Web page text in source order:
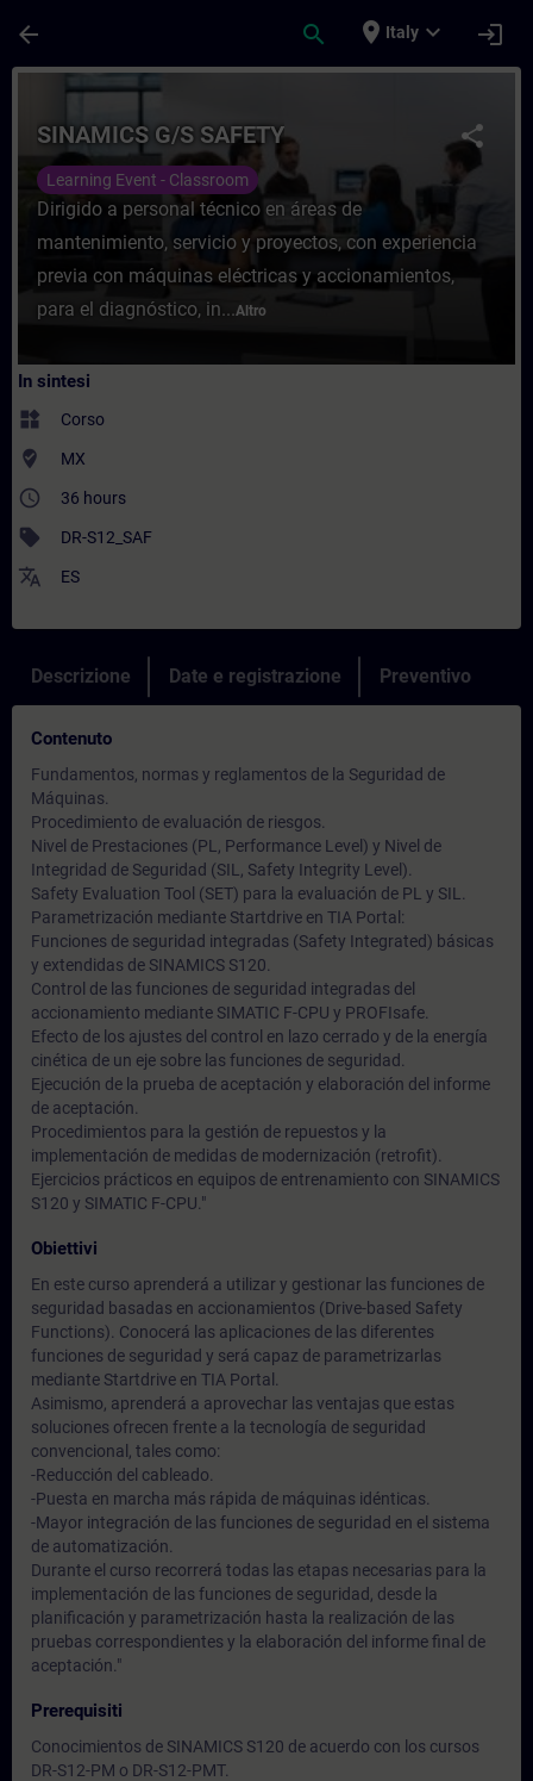
arrow_back search place Italy expand_more login
Corso - SINAMICS G/S SAFETY -
share
SINAMICS G/S SAFETY
Learning Event - Classroom
Dirigido a personal técnico en áreas de
mantenimiento, servicio y proyectos, con experiencia
previa con máquinas eléctricas y accionamientos,
para el diagnóstico, in...Altro
In sintesi
widgets Corso
where_to_vote MX
access_time 36 hours
sell DR-S12_SAF
translate ES
Descrizione Date e registrazione Preventivo
Contenuto
Fundamentos, normas y reglamentos de la Seguridad de
Máquinas.
Procedimiento de evaluación de riesgos.
Nivel de Prestaciones (PL, Performance Level) y Nivel de
Integridad de Seguridad (SIL, Safety Integrity Level).
Safety Evaluation Tool (SET) para la evaluación de PL y SIL.
Parametrización mediante Startdrive en TIA Portal:
Funciones de seguridad integradas (Safety Integrated) básicas
y extendidas de SINAMICS S120.
Control de las funciones de seguridad integradas del
accionamiento mediante SIMATIC F-CPU y PROFIsafe.
Efecto de los ajustes del control en lazo cerrado y de la energía
cinética de un eje sobre las funciones de seguridad.
Ejecución de la prueba de aceptación y elaboración del informe
de aceptación.
Procedimientos para la gestión de repuestos y la
implementación de medidas de modernización (retrofit).
Ejercicios prácticos en equipos de entrenamiento con SINAMICS
S120 y SIMATIC F-CPU."
Obiettivi
En este curso aprenderá a utilizar y gestionar las funciones de
seguridad basadas en accionamientos (Drive-based Safety
Functions). Conocerá las aplicaciones de las diferentes
funciones de seguridad y será capaz de parametrizarlas
mediante Startdrive en TIA Portal.
Asimismo, aprenderá a aprovechar las ventajas que estas
soluciones ofrecen frente a la tecnología de seguridad
convencional, tales como:
-Reducción del cableado.
-Puesta en marcha más rápida de máquinas idénticas.
-Mayor integración de las funciones de seguridad en el sistema
de automatización.
Durante el curso recorrerá todas las etapas necesarias para la
implementación de las funciones de seguridad, desde la
planificación y parametrización hasta la realización de las
pruebas correspondientes y la elaboración del informe final de
aceptación."
Prerequisiti
Conocimientos de SINAMICS S120 de acuerdo con los cursos
DR-S12-PM o DR-S12-PMT.